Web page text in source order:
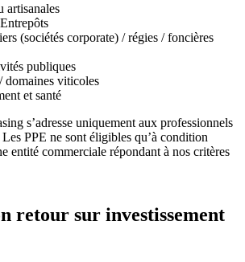
artisanales
(sociétés corporate) / régies / foncières
publiques
domaines viticoles
et santé
s’adresse uniquement aux professionnels
PPE ne sont éligibles qu’à condition
entité commerciale répondant à nos critères
retour sur investissement